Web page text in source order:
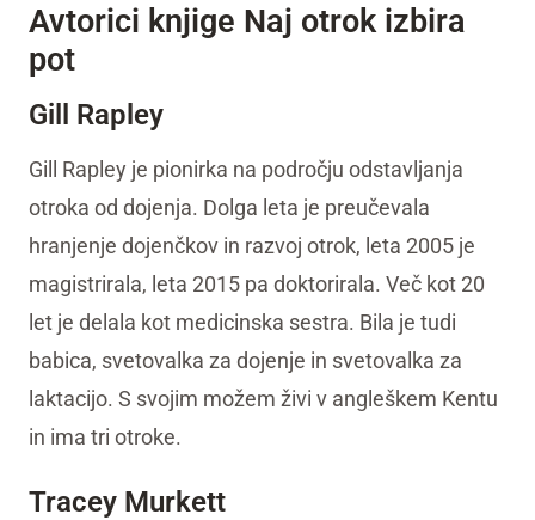
Avtorici knjige Naj otrok izbira
pot
Gill Rapley
Gill Rapley je pionirka na področju odstavljanja
otroka od dojenja. Dolga leta je preučevala
hranjenje dojenčkov in razvoj otrok, leta 2005 je
magistrirala, leta 2015 pa doktorirala. Več kot 20
let je delala kot medicinska sestra. Bila je tudi
babica, svetovalka za dojenje in svetovalka za
laktacijo. S svojim možem živi v angleškem Kentu
in ima tri otroke.
Tracey Murkett